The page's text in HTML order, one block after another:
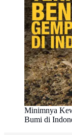
Minimnya
Bumi di